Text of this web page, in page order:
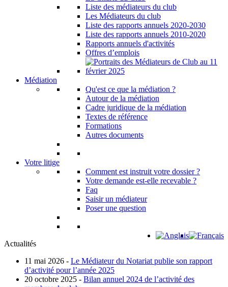
Liste des médiateurs du club
Les Médiateurs du club
Liste des rapports annuels 2020-2030
Liste des rapports annuels 2010-2020
Rapports annuels d'activités
Offres d’emplois
Médiation
Qu'est ce que la médiation ?
Autour de la médiation
Cadre juridique de la médiation
Textes de référence
Formations
Autres documents
Votre litige
Comment est instruit votre dossier ?
Votre demande est-elle recevable ?
Faq
Saisir un médiateur
Poser une question
Actualités
11 mai 2026 - Le Médiateur du Notariat publie son rapport
d’activité pour l’année 2025
20 octobre 2025 - Bilan annuel 2024 de l’activité des